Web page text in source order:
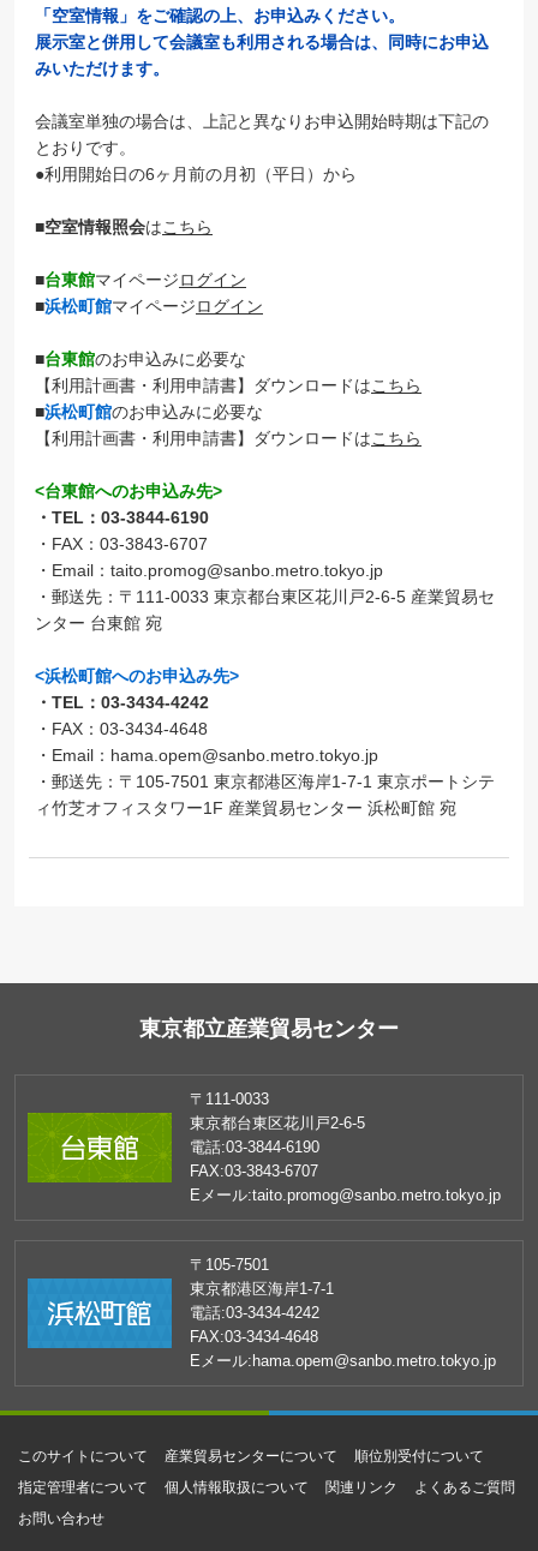
「空室情報」をご確認の上、お申込みください。
展示室と併用して会議室も利用される場合は、同時にお申込
みいただけます。
会議室単独の場合は、上記と異なりお申込開始時期は下記の
とおりです。
●利用開始日の6ヶ月前の月初（平日）から
■空室情報照会はこちら
■台東館マイページログイン
■浜松町館マイページログイン
■台東館のお申込みに必要な
【利用計画書・利用申請書】ダウンロードはこちら
■浜松町館のお申込みに必要な
【利用計画書・利用申請書】ダウンロードはこちら
<台東館へのお申込み先>
・TEL：03-3844-6190
・FAX：03-3843-6707
・Email：taito.promog@sanbo.metro.tokyo.jp
・郵送先：〒111-0033 東京都台東区花川戸2-6-5 産業貿易セ
ンター 台東館 宛
<浜松町館へのお申込み先>
・TEL：03-3434-4242
・FAX：03-3434-4648
・Email：hama.opem@sanbo.metro.tokyo.jp
・郵送先：〒105-7501 東京都港区海岸1-7-1 東京ポートシテ
ィ竹芝オフィスタワー1F 産業貿易センター 浜松町館 宛
東京都立産業貿易センター
〒111-0033
東京都台東区花川戸2-6-5
電話:03-3844-6190
FAX:03-3843-6707
Eメール:taito.promog@sanbo.metro.tokyo.jp
〒105-7501
東京都港区海岸1-7-1
電話:03-3434-4242
FAX:03-3434-4648
Eメール: hama.opem@sanbo.metro.tokyo.jp
このサイトについて 産業貿易センターについて
順位別受付について
指定管理者について
個人情報取扱について 関連リンク
よくあるご質問
お問い合わせ